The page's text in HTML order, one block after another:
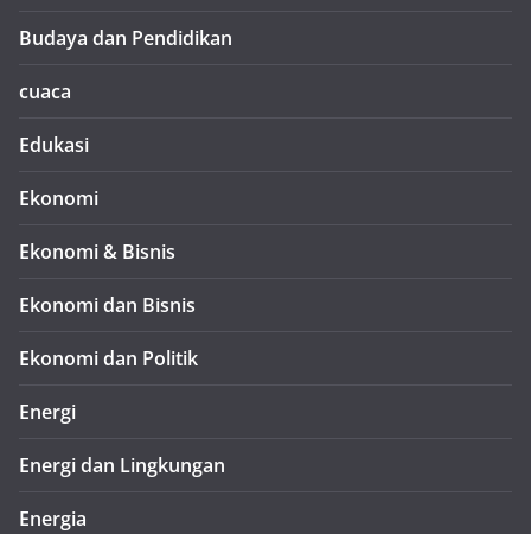
Budaya dan Pendidikan
cuaca
Edukasi
Ekonomi
Ekonomi & Bisnis
Ekonomi dan Bisnis
Ekonomi dan Politik
Energi
Energi dan Lingkungan
Energia